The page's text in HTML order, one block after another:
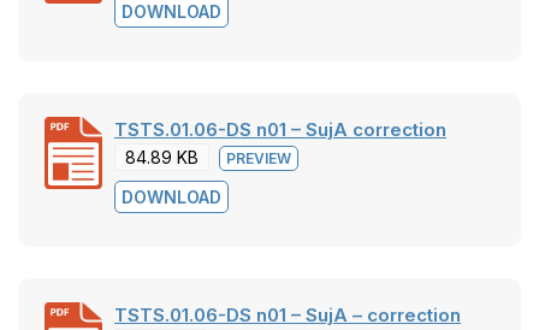
DOWNLOAD
TSTS.01.06-DS n01 – SujA correction
84.89 KB PREVIEW
DOWNLOAD
TSTS.01.06-DS n01 – SujA – correction